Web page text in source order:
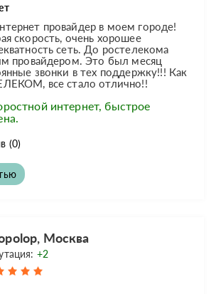
провайдер в моем городе!
скорость, очень хорошее
сеть. До ростелекома
провайдером. Это был месяц
звонки в тех поддержку!!! Как
все стало отлично!!
интернет, быстрое
(0)
Москва
+2